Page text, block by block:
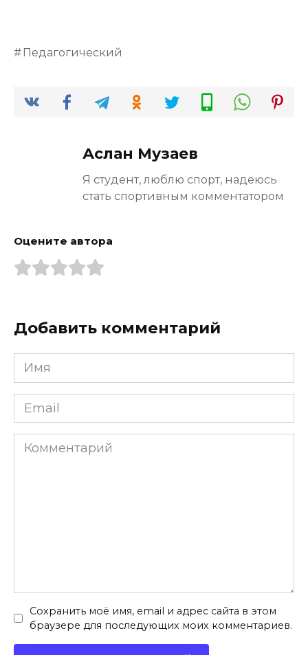
Педагогический
Аслан Музаев
Я студент, люблю спорт, надеюсь
стать спортивным комментатором
Оцените автора
Добавить комментарий
Имя
*
Email
*
Комментарий
Сохранить моё имя, email и адрес сайта в этом
браузере для последующих моих комментариев.